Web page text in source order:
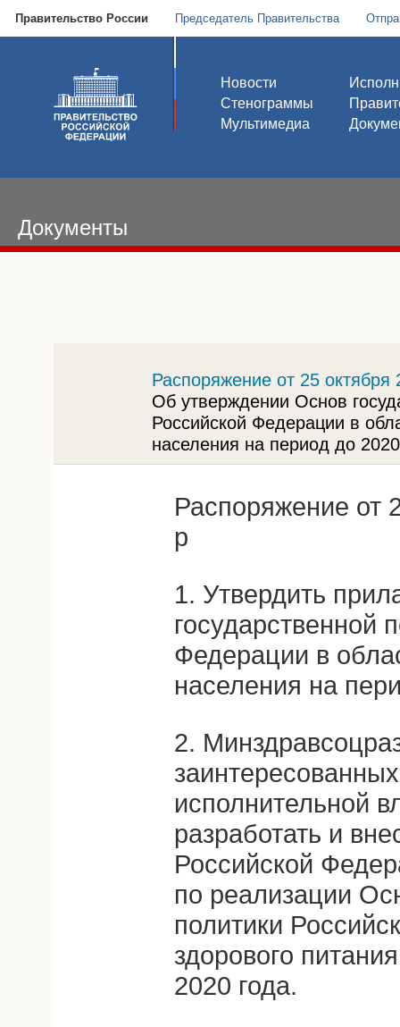
Правительство России Председатель Правительства
Новости
Стенограммы
Мультимедиа
Документы
Распоряжение от 25
Об утверждении Основ
Российской Федерации в
населения на период до
Распоряжение от
р
1. Утвердить
государственной
Федерации в
населения на
2.
исполнительной
разработать и
Российской
по реализации
политики
здорового
2020 года.